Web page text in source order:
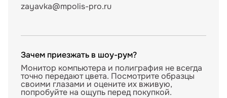
zayavka@mpolis-pro.ru
Зачем приезжать в шоу-рум?
Монитор компьютера и полиграфия не всегда
точно передают цвета. Посмотрите образцы
своими глазами и оцените их вживую,
попробуйте на ощупь перед покупкой.